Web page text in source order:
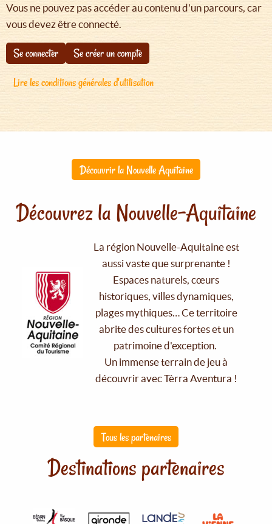
Vous ne pouvez pas accéder au contenu d'un parcours, car
vous devez être connecté.
Se connecter
Se créer un compte
Lire les conditions générales d'utilisation
Découvrir la Nouvelle Aquitaine
Découvrez la Nouvelle-Aquitaine
La région Nouvelle-Aquitaine est
aussi vaste que surprenante !
Espaces naturels, cœurs
historiques, villes dynamiques,
plages mythiques… Ce territoire
abrite des cultures fortes et un
patrimoine d'exception.
Un immense terrain de jeu à
découvrir avec Tèrra Aventura !
Tous les partenaires
Destinations partenaires